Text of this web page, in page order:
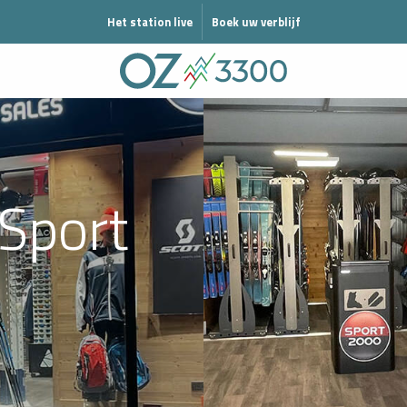
MODE ÉTÉ Het station live Boek uw verblijf